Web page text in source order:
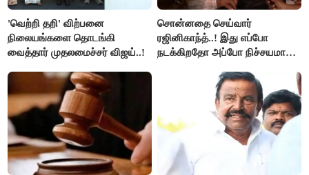
'வெற்றி தறி' விற்பனை
நிலையங்களை தொடங்கி
வைத்தார் முதலமைச்சர் விஜய்..!
சொன்னதை செய்வார்
ரஜினிகாந்த்..! இது எப்போ
நடக்கிறதோ அப்போ நிச்சயமாக
ரஜினிகாந்த்..!